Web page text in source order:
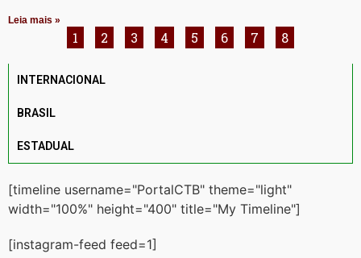
Leia mais »
1 2 3 4 5 6 7 8
INTERNACIONAL
BRASIL
ESTADUAL
[timeline username="PortalCTB" theme="light"
width="100%" height="400" title="My Timeline"]
[instagram-feed feed=1]